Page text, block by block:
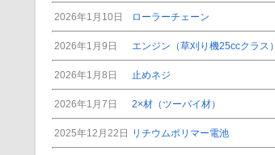
2026年1月10日 ローラーチェーン
2026年1月9日 エンジン（草刈り機25ccクラス）
2026年1月8日 止めネジ
2026年1月7日 2×材（ツーバイ材）
2025年12月22日 リチウムポリマー電池